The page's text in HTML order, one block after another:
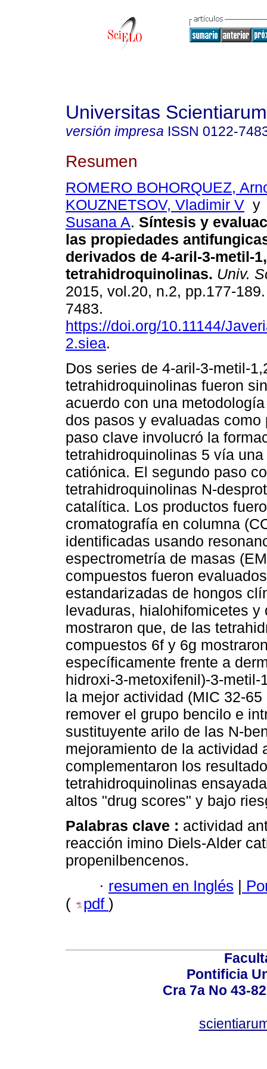
Universitas Scientiarum
versión impresa ISSN 0122-
Resumen
ROMERO BOHORQUEZ,
KOUZNETSOV, Vladimir V
Susana A. Síntesis y
las propiedades
derivados de 4-aril-3-metil-
tetrahidroquinolinas. Univ.
2015, vol.20, n.2, pp.177-
7483.
https://doi.org/10.11144/
2.siea.
Dos series de 4-aril-3-metil-
tetrahidroquinolinas fueron
acuerdo con una
dos pasos y evaluadas
paso clave involucró la
tetrahidroquinolinas 5 vía
catiónica. El segundo paso
tetrahidroquinolinas N-
catalítica. Los productos
cromatografía en columna
identificadas usando
espectrometría de masas
compuestos fueron
estandarizadas de hongos
levaduras, hialohifomicetes
mostraron que, de las
compuestos 6f y 6g
específicamente frente a
hidroxi-3-metoxifenil)-3-
la mejor actividad (MIC 32-
remover el grupo bencilo e
sustituyente arilo de las N-
mejoramiento de la actividad
complementaron los
tetrahidroquinolinas
altos "drug scores" y bajo
Palabras clave : actividad
reacción imino Diels-Alder
propenilbencenos.
· resumen en Inglés |
(
pdf )
Pontificia
Cra 7a No 43-